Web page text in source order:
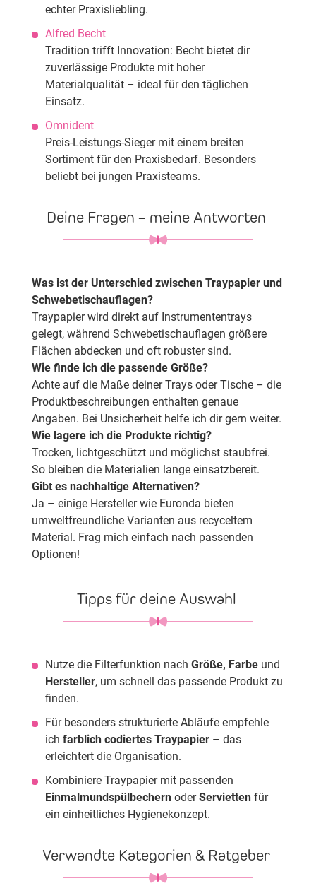
echter Praxisliebling.
Alfred Becht
Tradition trifft Innovation: Becht bietet dir
zuverlässige Produkte mit hoher
Materialqualität – ideal für den täglichen
Einsatz.
Omnident
Preis-Leistungs-Sieger mit einem breiten
Sortiment für den Praxisbedarf. Besonders
beliebt bei jungen Praxisteams.
Deine Fragen – meine Antworten
Was ist der Unterschied zwischen Traypapier und
Schwebetischauflagen?
Traypapier wird direkt auf Instrumententrays
gelegt, während Schwebetischauflagen größere
Flächen abdecken und oft robuster sind.
Wie finde ich die passende Größe?
Achte auf die Maße deiner Trays oder Tische – die
Produktbeschreibungen enthalten genaue
Angaben. Bei Unsicherheit helfe ich dir gern weiter.
Wie lagere ich die Produkte richtig?
Trocken, lichtgeschützt und möglichst staubfrei.
So bleiben die Materialien lange einsatzbereit.
Gibt es nachhaltige Alternativen?
Ja – einige Hersteller wie Euronda bieten
umweltfreundliche Varianten aus recyceltem
Material. Frag mich einfach nach passenden
Optionen!
Tipps für deine Auswahl
Nutze die Filterfunktion nach Größe, Farbe und
Hersteller, um schnell das passende Produkt zu
finden.
Für besonders strukturierte Abläufe empfehle
ich farblich codiertes Traypapier – das
erleichtert die Organisation.
Kombiniere Traypapier mit passenden
Einmalmundspülbechern oderServietten für
ein einheitliches Hygienekonzept.
Verwandte Kategorien & Ratgeber